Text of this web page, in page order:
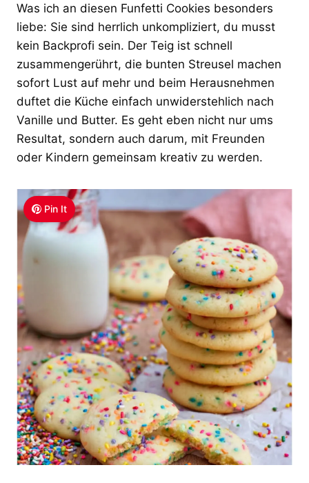
Was ich an diesen Funfetti Cookies besonders
liebe: Sie sind herrlich unkompliziert, du musst
kein Backprofi sein. Der Teig ist schnell
zusammengerührt, die bunten Streusel machen
sofort Lust auf mehr und beim Herausnehmen
duftet die Küche einfach unwiderstehlich nach
Vanille und Butter. Es geht eben nicht nur ums
Resultat, sondern auch darum, mit Freunden
oder Kindern gemeinsam kreativ zu werden.
Pin It